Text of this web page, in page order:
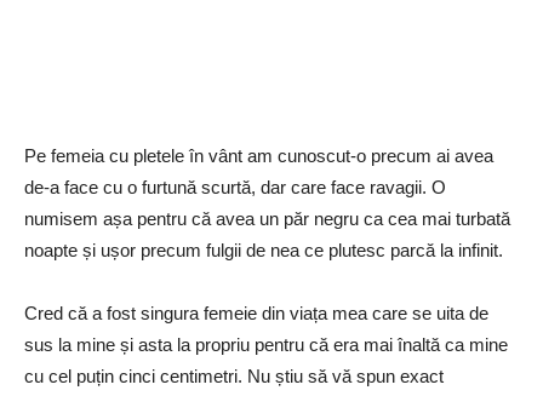
Pe femeia cu pletele în vânt am cunoscut-o precum ai avea
de-a face cu o furtună scurtă, dar care face ravagii. O
numisem așa pentru că avea un păr negru ca cea mai turbată
noapte și ușor precum fulgii de nea ce plutesc parcă la infinit.
Cred că a fost singura femeie din viața mea care se uita de
sus la mine și asta la propriu pentru că era mai înaltă ca mine
cu cel puțin cinci centimetri. Nu știu să vă spun exact